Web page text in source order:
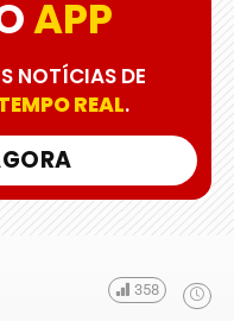
APP
NOTÍCIAS DE
REAL.
358